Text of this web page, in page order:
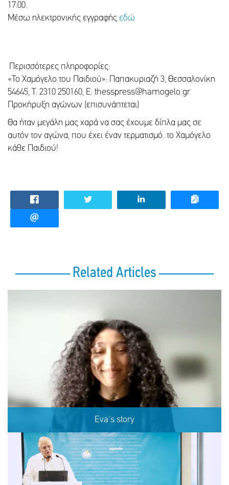
17:00.
Μέσω ηλεκτρονικής εγγραφής εδώ
Περισσότερες πληροφορίες:
«Το Χαμόγελο του Παιδιού»: Παπακυριαζή 3, Θεσσαλονίκη
54645, Τ: 2310 250160, E: thesspress@hamogelo.gr
Προκήρυξη αγώνων (επισυνάπτεται)
Θα ήταν μεγάλη μας χαρά να σας έχουμε δίπλα μας σε
αυτόν τον αγώνα, που έχει έναν τερματισμό..το Χαμόγελο
κάθε Παιδιού!
Related Articles
Eva's story